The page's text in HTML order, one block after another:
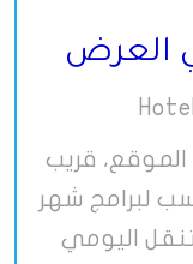
العرض
قريب
لبرامج شهر
اليومي